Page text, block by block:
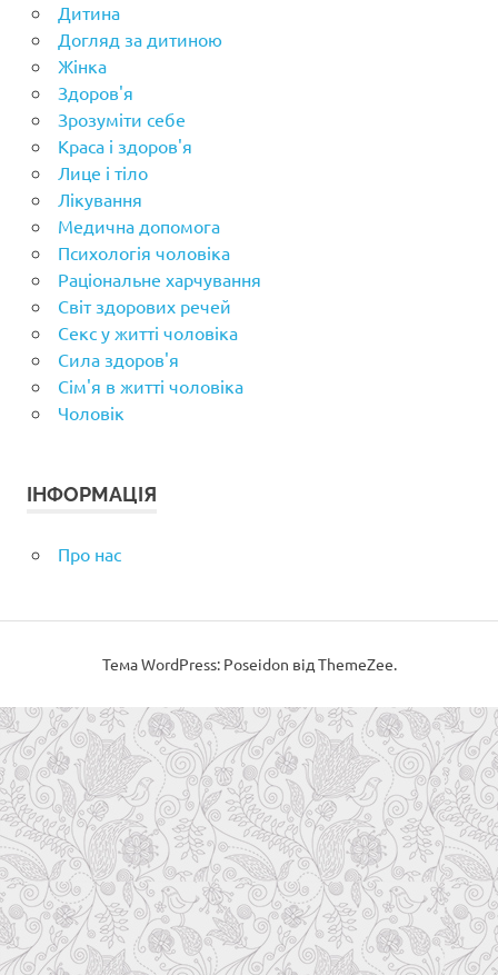
Дитина
Догляд за дитиною
Жінка
Здоров'я
Зрозуміти себе
Краса і здоров'я
Лице і тіло
Лікування
Медична допомога
Психологія чоловіка
Раціональне харчування
Світ здорових речей
Секс у житті чоловіка
Сила здоров'я
Сім'я в житті чоловіка
Чоловік
ІНФОРМАЦІЯ
Про нас
Тема WordPress: Poseidon від ThemeZee.